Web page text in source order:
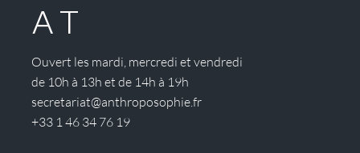
AT
Ouvert les mardi, mercredi et vendredi
de 10h à 13h et de 14h à 19h
secretariat@anthroposophie.fr
+33 1 46 34 76 19